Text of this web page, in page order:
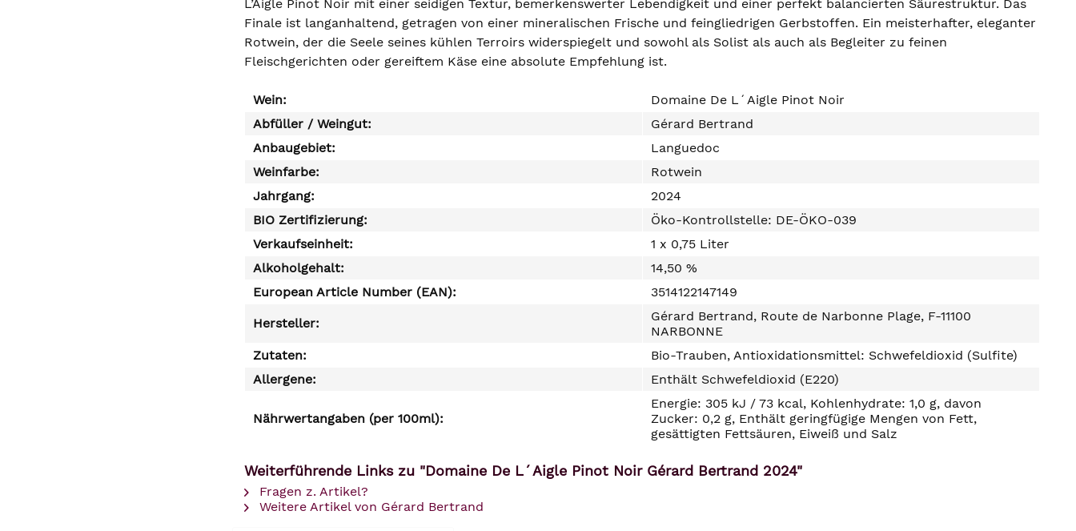
L’Aigle Pinot Noir mit einer seidigen Textur, bemerkenswerter Lebendigkeit und einer perfekt balancierten Säurestruktur. Das
Finale ist langanhaltend, getragen von einer mineralischen Frische und feingliedrigen Gerbstoffen. Ein meisterhafter, eleganter
Rotwein, der die Seele seines kühlen Terroirs widerspiegelt und sowohl als Solist als auch als Begleiter zu feinen
Fleischgerichten oder gereiftem Käse eine absolute Empfehlung ist.
Wein:
Domaine De L´Aigle Pinot Noir
Abfüller / Weingut:
Gérard Bertrand
Anbaugebiet:
Languedoc
Weinfarbe:
Rotwein
Jahrgang:
2024
BIO Zertifizierung:
Öko-Kontrollstelle: DE-ÖKO-039
Verkaufseinheit:
1 x 0,75 Liter
Alkoholgehalt:
14,50 %
European Article Number (EAN):
3514122147149
Hersteller:
Gérard Bertrand, Route de Narbonne Plage, F-11100
NARBONNE
Zutaten:
Bio-Trauben, Antioxidationsmittel: Schwefeldioxid (Sulfite)
Allergene:
Enthält Schwefeldioxid (E220)
Nährwertangaben (per 100ml):
Energie: 305 kJ / 73 kcal, Kohlenhydrate: 1,0 g, davon
Zucker: 0,2 g, Enthält geringfügige Mengen von Fett,
gesättigten Fettsäuren, Eiweiß und Salz
Weiterführende Links zu "Domaine De L´Aigle Pinot Noir Gérard Bertrand 2024"
Fragen z. Artikel?
Weitere Artikel von Gérard Bertrand